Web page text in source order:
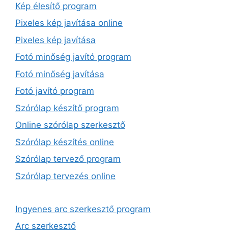
Kép élesítő program
Pixeles kép javítása online
Pixeles kép javítása
Fotó minőség javító program
Fotó minőség javítása
Fotó javító program
Szórólap készítő program
Online szórólap szerkesztő
Szórólap készítés online
Szórólap tervező program
Szórólap tervezés online
Ingyenes arc szerkesztő program
Arc szerkesztő